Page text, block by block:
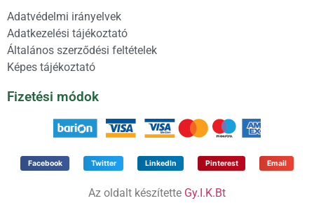
Adatvédelmi irányelvek
Adatkezelési tájékoztató
Általános szerződési feltételek
Képes tájékoztató
Fizetési módok
Facebook Twitter LinkedIn Pinterest Email
Az oldalt készítette Gy.I.K.Bt